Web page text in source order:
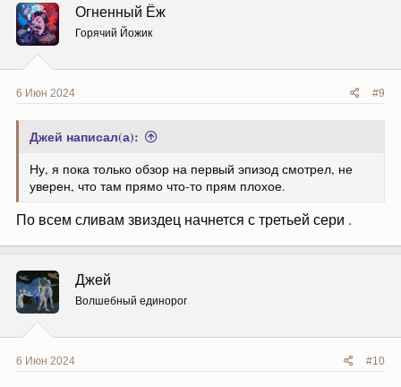
Огненный Ёж
Горячий Йожик
6 Июн 2024 #9
Джей написал(а):
Ну, я пока только обзор на первый эпизод смотрел, не
уверен, что там прямо что-то прям плохое.
По всем сливам звиздец начнется с третьей сери .
Джей
Волшебный единорог
6 Июн 2024 #10